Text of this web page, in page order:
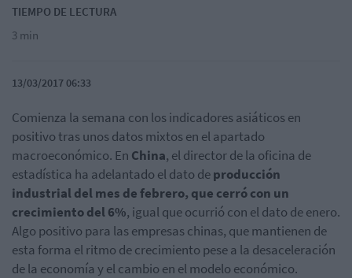
TIEMPO DE LECTURA
3 min
13/03/2017 06:33
Comienza la semana con los indicadores asiáticos en
positivo tras unos datos mixtos en el apartado
macroeconómico. En China, el director de la oficina de
estadística ha adelantado el dato deproducción
industrial del mes de febrero, que cerró con un
crecimiento del 6%, igual que ocurrió con el dato de enero.
Algo positivo para las empresas chinas, que mantienen de
esta forma el ritmo de crecimiento pese a la desaceleración
de la economía y el cambio en el modelo económico.